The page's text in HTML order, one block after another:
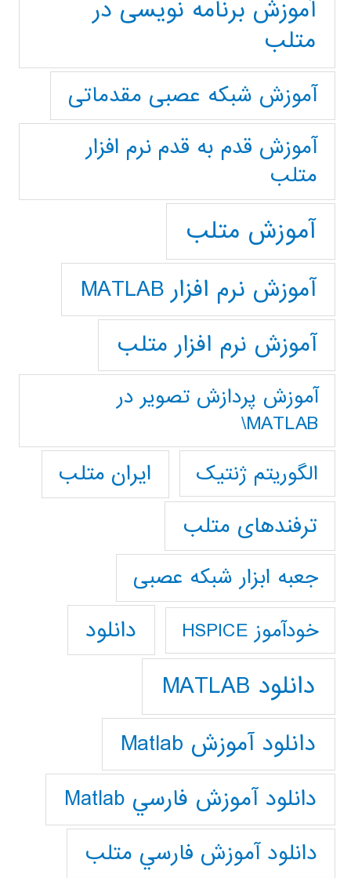
آموزش برنامه نویسی در
متلب
آموزش شبکه عصبی مقدماتی
آموزش قدم به قدم نرم افزار
متلب
آموزش متلب
آموزش نرم افزار MATLAB
آموزش نرم افزار متلب
آموزش پردازش تصوير در
MATLAB\
الگوریتم ژنتیک
ایران متلب
ترفندهای متلب
جعبه ابزار شبکه عصبی
خودآموز HSPICE دانلود
دانلود MATLAB
دانلود آموزش Matlab
دانلود آموزش فارسي Matlab
دانلود آموزش فارسي متلب